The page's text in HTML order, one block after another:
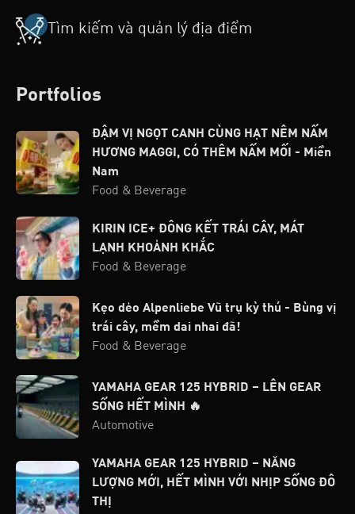
Tìm kiếm và quản lý địa điểm
Portfolios
ĐẬM VỊ NGỌT CANH CÙNG HẠT NÊM NẤM
HƯƠNG MAGGI, CÓ THÊM NẤM MỐI - Miền
Nam
Food & Beverage
KIRIN ICE+ ĐÔNG KẾT TRÁI CÂY, MÁT
LẠNH KHOẢNH KHẮC
Food & Beverage
Kẹo dẻo Alpenliebe Vũ trụ kỳ thú - Bùng vị
trái cây, mềm dai nhai đã!
Food & Beverage
YAMAHA GEAR 125 HYBRID – LÊN GEAR
SỐNG HẾT MÌNH 🔥
Automotive
YAMAHA GEAR 125 HYBRID – NĂNG
LƯỢNG MỚI, HẾT MÌNH VỚI NHỊP SỐNG ĐÔ
THỊ